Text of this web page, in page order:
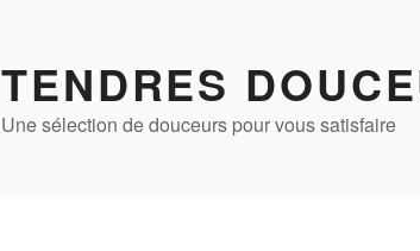
TENDRES
Une sélection de douceurs pour vous satisfaire